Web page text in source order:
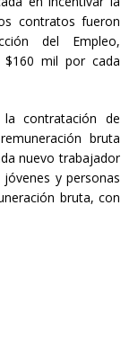
contratos fueron
del Empleo,
$160 mil por cada
contratación de
bruta
nuevo trabajador
y personas
bruta, con